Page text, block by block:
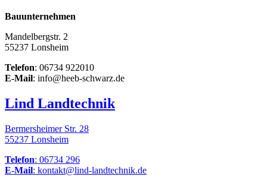
Bauunternehmen
Mandelbergstr. 2
55237 Lonsheim
Telefon: 06734 922010
E-Mail: info@heeb-schwarz.de
Lind Landtechnik
Bermersheimer Str. 28
55237 Lonsheim
Telefon: 06734 296
E-Mail: kontakt@lind-landtechnik.de